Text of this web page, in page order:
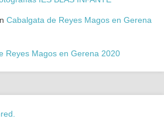
Cabalgata de Reyes Magos en Gerena
Reyes Magos en Gerena 2020